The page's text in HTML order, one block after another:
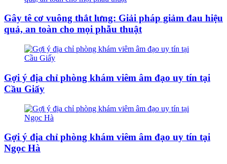
Gây tê cơ vuông thắt lưng: Giải pháp giảm đau hiệu
quả, an toàn cho mọi phẫu thuật
Gợi ý địa chỉ phòng khám viêm âm đạo uy tín tại
Cầu Giấy
Gợi ý địa chỉ phòng khám viêm âm đạo uy tín tại
Ngọc Hà